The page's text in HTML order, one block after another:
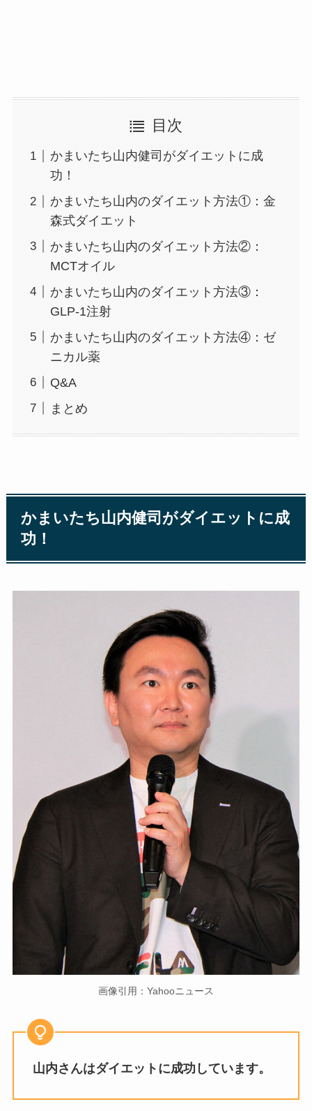
目次
かまいたち山内健司がダイエットに成
功！
かまいたち山内のダイエット方法①：金
森式ダイエット
かまいたち山内のダイエット方法②：
MCTオイル
かまいたち山内のダイエット方法③：
GLP-1注射
かまいたち山内のダイエット方法④：ゼ
ニカル薬
Q&A
まとめ
かまいたち山内健司がダイエットに成
功！
画像引用：Yahooニュース
山内さんはダイエットに成功しています。